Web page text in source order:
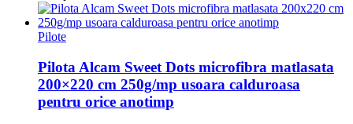
Pilote
Pilota Alcam Sweet Dots microfibra matlasata
200×220 cm 250g/mp usoara calduroasa
pentru orice anotimp